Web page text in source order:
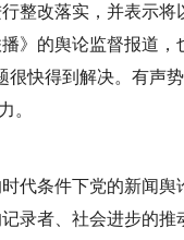
整改落实，并表示
》的舆论监督报道，
快得到解决。有声
。
代条件下党的新闻
录者、社会进步的